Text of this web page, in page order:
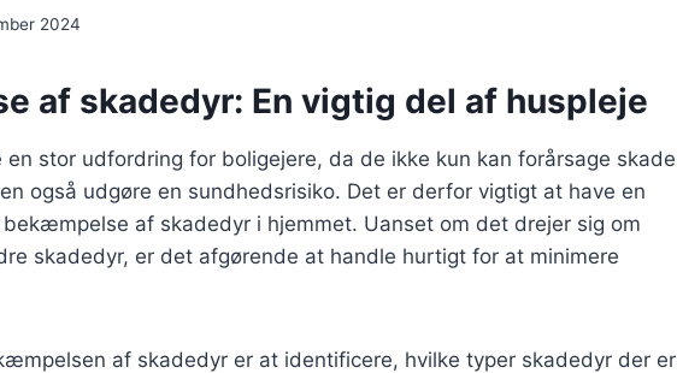
2024
af skadedyr: En vigtig del af huspleje
stor udfordring for boligejere, da de ikke kun kan forårsage skade
også udgøre en sundhedsrisiko. Det er derfor vigtigt at have en
af skadedyr i hjemmet. Uanset om det drejer sig om
skadedyr, er det afgørende at handle hurtigt for at minimere
af skadedyr er at identificere, hvilke typer skadedyr der er